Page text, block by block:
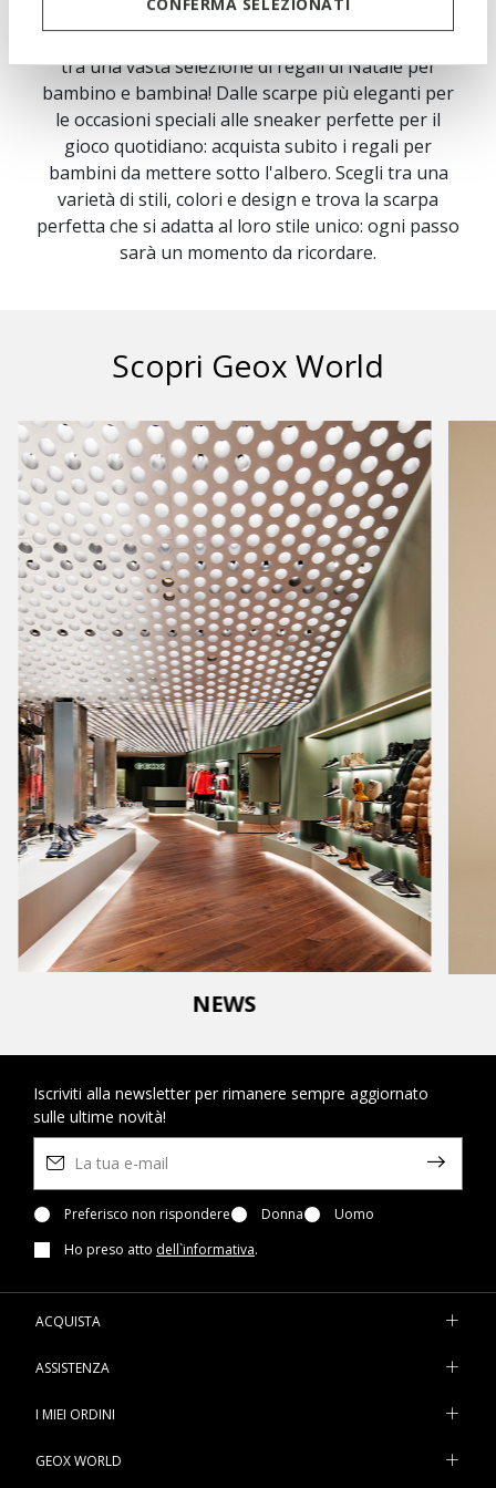
Questo Natale, sorprendi i tuoi bimbi con le scarpe
ideali per accompagnarli nella loro crescita: scegli
tra una vasta selezione di regali di Natale per
bambino e bambina! Dalle scarpe più eleganti per
le occasioni speciali alle sneaker perfette per il
gioco quotidiano: acquista subito i regali per
bambini da mettere sotto l'albero. Scegli tra una
varietà di stili, colori e design e trova la scarpa
perfetta che si adatta al loro stile unico: ogni passo
sarà un momento da ricordare.
Scopri Geox World
NEWS
Iscriviti alla newsletter per rimanere sempre aggiornato
sulle ultime novità!
Preferisco non rispondere Donna
Uomo
Ho preso atto dell`informativa.
ACQUISTA
ASSISTENZA
I MIEI ORDINI
GEOX WORLD